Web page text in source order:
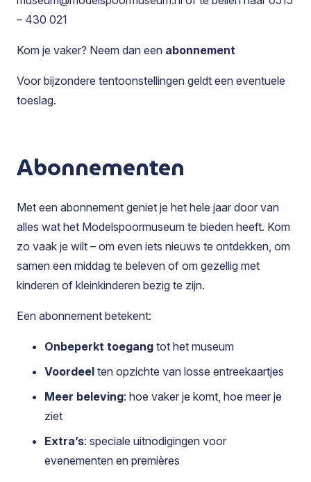
– 430 021
Kom je vaker? Neem dan een abonnement
Voor bijzondere tentoonstellingen geldt een eventuele
toeslag.
Abonnementen
Met een abonnement geniet je het hele jaar door van
alles wat het Modelspoormuseum te bieden heeft. Kom
zo vaak je wilt – om even iets nieuws te ontdekken, om
samen een middag te beleven of om gezellig met
kinderen of kleinkinderen bezig te zijn.
Een abonnement betekent:
Onbeperkt toegang tot het museum
Voordeel ten opzichte van losse entreekaartjes
Meer beleving: hoe vaker je komt, hoe meer je
ziet
Extra’s: speciale uitnodigingen voor
evenementen en premières